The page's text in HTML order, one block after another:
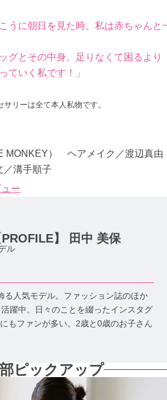
こうに朝日を見た時、私は赤ちゃんと
ッグとその中身。足りなくて困るより
ていく私です！」
リーは全て本人私物です。
MONKEY） ヘアメイク／渡辺真由
溝手順子
ー
PROFILE】 田中 美保
ル
る人気モデル。ファッション誌のほか
躍中。日々のことを綴ったインスタグ
にもファンが多い。2歳と0歳のお子さん
ピックアップ